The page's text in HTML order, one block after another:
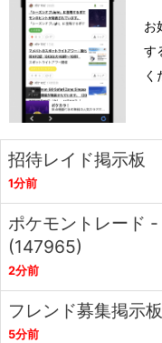
お
す
く
招待レイド掲示板
1分前
ポケモントレード
(147965)
2分前
フレンド募集掲示板
5分前